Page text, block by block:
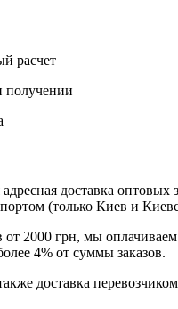
расчет
получении
доставка оптовых
(только Киев и
от 2000 грн, мы
4% от суммы заказов.
доставка